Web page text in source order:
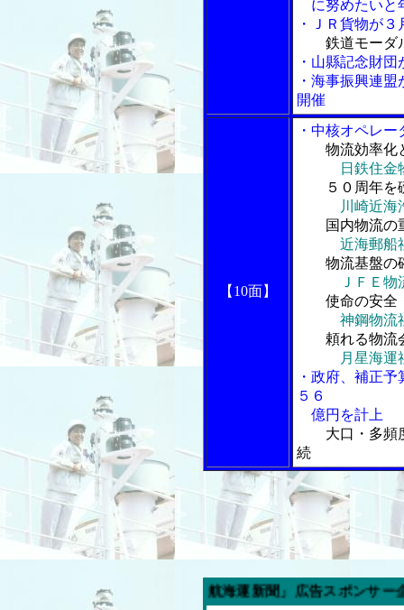
に努めたいと
・ＪＲ貨物が
鉄道モーダ
・山縣記念財
・海事振興連
開催
【10面】
・中核オペレ
物流効率化
日鉄住
５０周年を
川崎近
国内物流の
近海郵
物流基盤の確
ＪＦＥ
使命の安全・
神鋼物
頼れる物流
月星海
・政府、補正
５６
億円を計上
大口・多頻
続
今週の「内航海運新聞」広告スポンサー企業